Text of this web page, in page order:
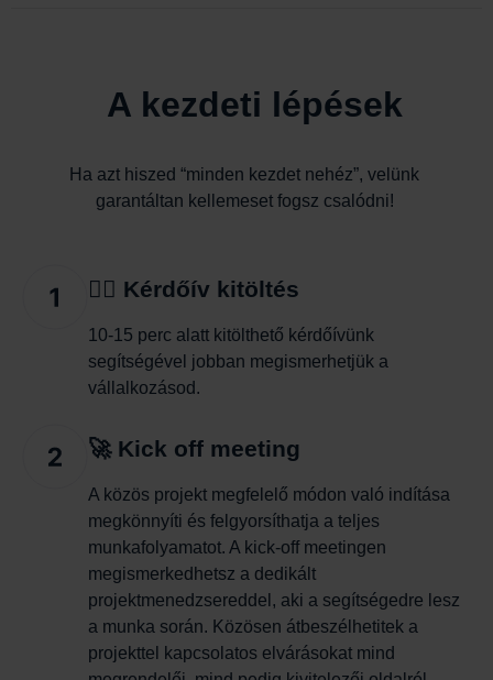
A kezdeti lépések
Ha azt hiszed “minden kezdet nehéz”, velünk
garantáltan kellemeset fogsz csalódni!
✍🏻 Kérdőív kitöltés
10-15 perc alatt kitölthető kérdőívünk
segítségével jobban megismerhetjük a
vállalkozásod.
🚀 Kick off meeting
A közös projekt megfelelő módon való indítása
megkönnyíti és felgyorsíthatja a teljes
munkafolyamatot. A kick-off meetingen
megismerkedhetsz a dedikált
projektmenedzsereddel, aki a segítségedre lesz
a munka során. Közösen átbeszélhetitek a
projekttel kapcsolatos elvárásokat mind